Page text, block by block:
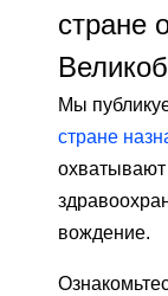
стране
Мы
стране
охватывают
вождение.